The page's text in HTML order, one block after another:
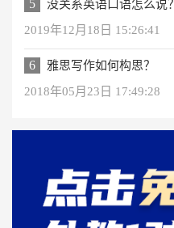
5
没关系英语口语怎么说？
2019年12月18日 15:26:41
6
雅思写作如何构思？
2018年05月23日 17:49:28